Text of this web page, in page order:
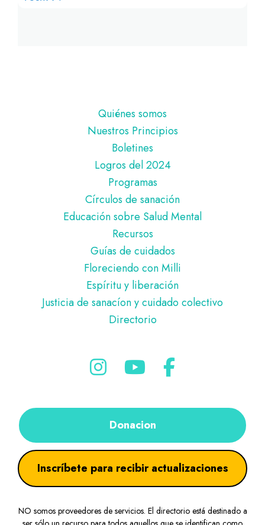
Quiénes somos
Nuestros Principios
Boletines
Logros del 2024
Programas
Círculos de sanación
Educación sobre Salud Mental
Recursos
Guías de cuidados
Floreciendo con Milli
Espíritu y liberación
Justicia de sanacíon y cuidado colectivo
Directorio
Donacion
Inscríbete para recibir actualizaciones
NO somos proveedores de servicios. El directorio está destinado a